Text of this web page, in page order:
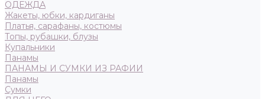
ОДЕЖДА
Жакеты, юбки, кардиганы
Платья, сарафаны, костюмы
Топы, рубашки, блузы
Купальники
Панамы
ПАНАМЫ И СУМКИ ИЗ РАФИИ
Панамы
Сумки